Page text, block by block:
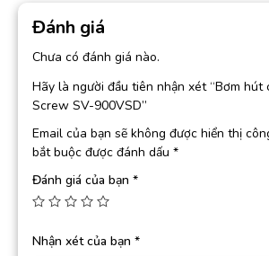
Đánh giá
Chưa có đánh giá nào.
Hãy là người đầu tiên nhận xét “Bơm hút
Screw SV-900VSD”
Email của bạn sẽ không được hiển thị
bắt buộc được đánh dấu *
Đánh giá của bạn *
Nhận xét của bạn *